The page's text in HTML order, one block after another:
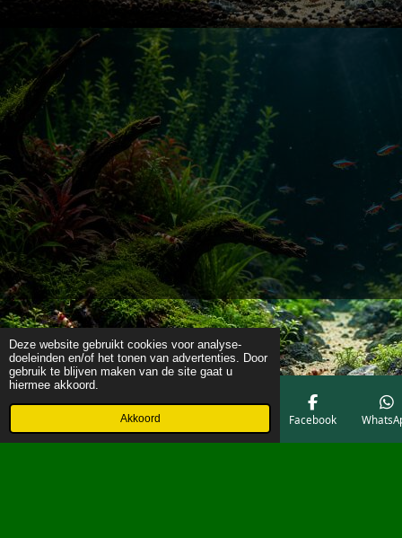
Deze website gebruikt cookies voor analyse-
doeleinden en/of het tonen van advertenties. Door
gebruik te blijven maken van de site gaat u
hiermee akkoord.
Akkoord
Telefoonnummer Facebook